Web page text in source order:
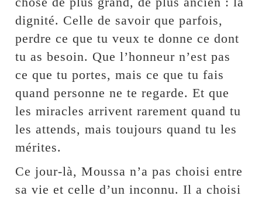
dignité. Celle de savoir que parfois,
perdre ce que tu veux te donne ce dont
tu as besoin. Que l’honneur n’est pas
ce que tu portes, mais ce que tu fais
quand personne ne te regarde. Et que
les miracles arrivent rarement quand tu
les attends, mais toujours quand tu les
mérites.
Ce jour-là, Moussa n’a pas choisi entre
sa vie et celle d’un inconnu. Il a choisi